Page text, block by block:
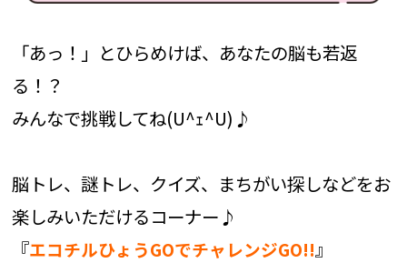
「あっ！」とひらめけば、あなたの脳も若返
る！？
みんなで挑戦してね(U^ｪ^U)♪
脳トレ、謎トレ、クイズ、まちがい探しなどをお
楽しみいただけるコーナー♪
『エコチルひょうGOでチャレンジGO!!』